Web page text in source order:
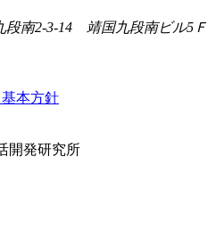
段南2-3-14 靖国九段南ビル5Ｆ
本方針
開発研究所